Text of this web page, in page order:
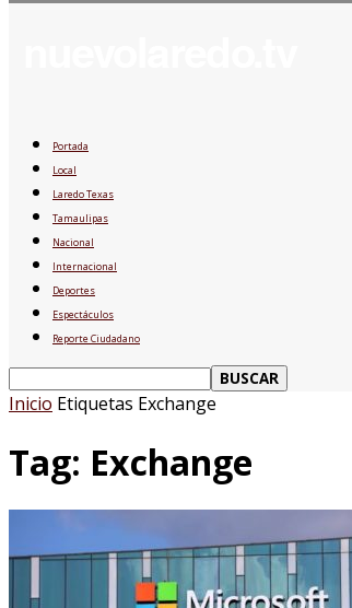
Portada
Local
Laredo Texas
Tamaulipas
Nacional
Internacional
Deportes
Espectáculos
Reporte Ciudadano
Inicio Etiquetas Exchange
Tag: Exchange